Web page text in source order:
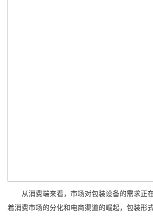
从消费端来看，市场对包装设备的需求正
着消费市场的分化和电商渠道的崛起，包装形